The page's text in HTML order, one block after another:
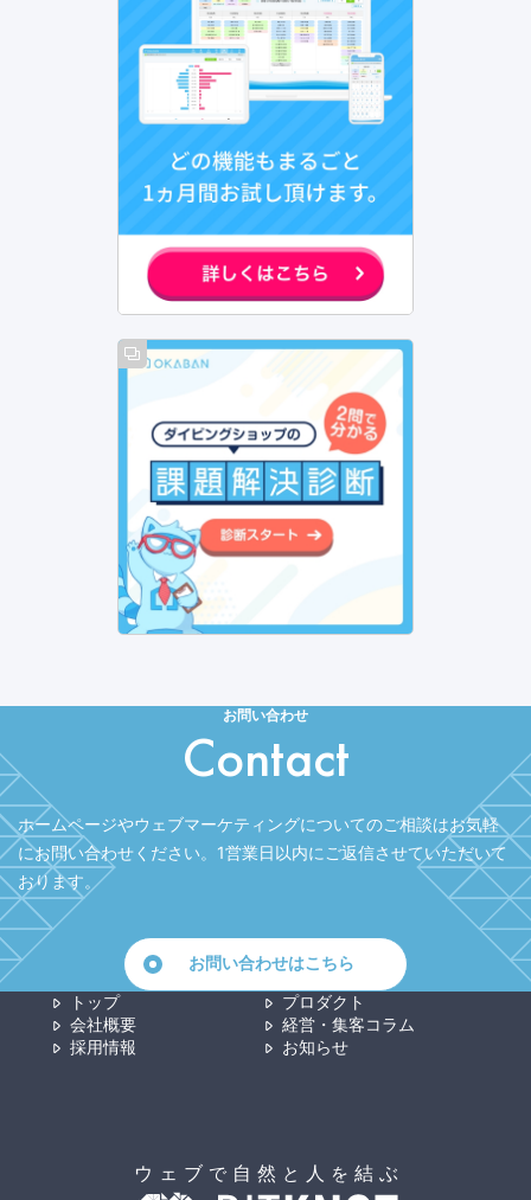
お問い合わせ
Contact
ホームページやウェブマーケティングについてのご相談はお気軽
にお問い合わせください。 1営業日以内にご返信させていただいて
おります。
お問い合わせはこちら
トップ
プロダクト
会社概要
経営・集客コラム
採用情報
お知らせ